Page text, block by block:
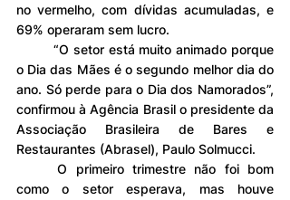
no vermelho, com dívidas acumuladas, e
69% operaram sem lucro.
o Dia das Mães é o segundo melhor dia do
ano. Só perde para o Dia dos Namorados”,
confirmou à Agência Brasil o presidente da
Associação Brasileira de Bares e
Restaurantes (Abrasel), Paulo Solmucci.
	O primeiro trimestre não foi bom
como o setor esperava, mas houve